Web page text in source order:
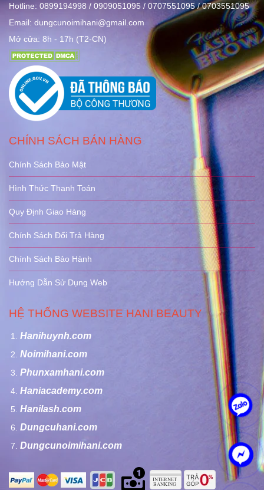
Hotline: 0899194998 / 0909051095 / 0707551095 / 0703551095
Email: dungcunoimihani@gmail.com
Mở cửa: 8h - 17h (T2-CN)
CHÍNH SÁCH BÁN HÀNG
Chính Sách Bảo Mật
Hình Thức Thanh Toán
Quy Định Giao Hàng
Chính Sách Đổi Trả Hàng
Chính Sách Bảo Hành
Hướng Dẫn Sử Dụng Web
HỆ THỐNG WEBSITE HANI BEAUTY
Hanihuynh.com
Noimihani.com
Phunxamhani.com
Haniacademy.com
Hanilash.com
Dungcuhani.com
Dungcunoimihani.com